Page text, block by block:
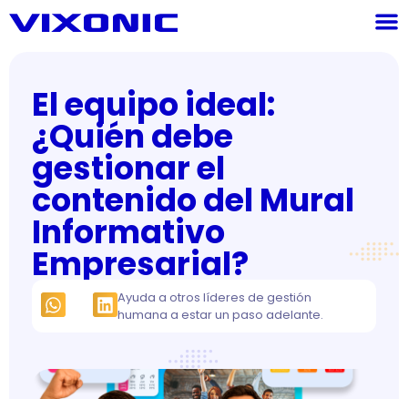
El equipo ideal:
¿Quién debe
gestionar el
contenido del Mural
Informativo
Empresarial?
Ayuda a otros líderes de gestión
humana a estar un paso adelante.